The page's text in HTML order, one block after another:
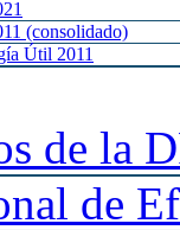
(consolidado)
Útil 2011
de la
de